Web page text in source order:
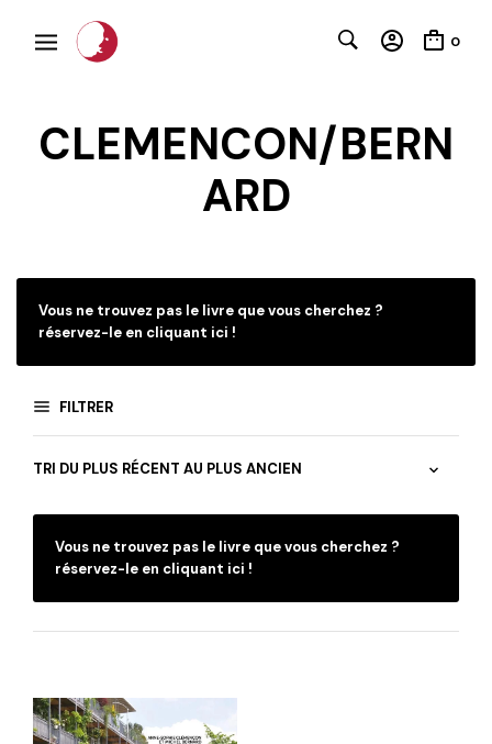
0
CLEMENCON/BERN
ARD
Vous ne trouvez pas le livre que vous cherchez ?
réservez-le en cliquant ici !
FILTRER
Vous ne trouvez pas le livre que vous cherchez ?
réservez-le en cliquant ici !